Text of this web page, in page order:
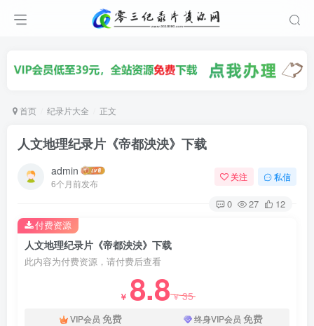
首页 纪录片大全 正文
人文地理纪录片《帝都泱泱》下载
admin
6个月前发布
关注 私信
0 27 12
人文地理纪录片《帝都泱泱》下载
此内容为付费资源，请付费后查看
￥ 8.8￥35
VIP会员 免费 终身VIP会员 免费
付费资源